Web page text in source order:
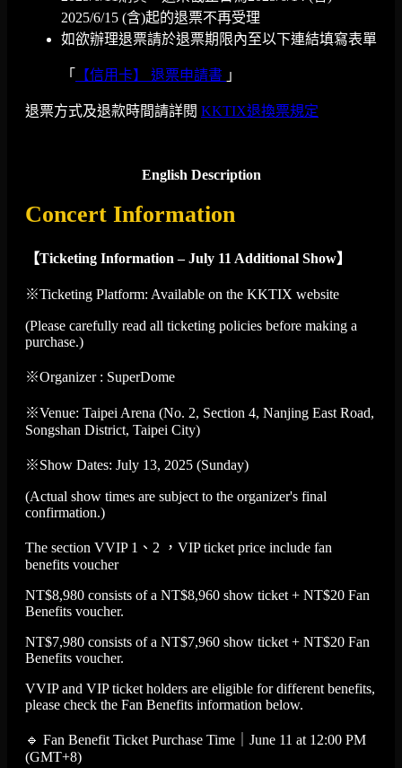
2025/6/15 (含)起的退票不再受理
如欲辦理退票請於退票期限內至以下連結填寫表單
「 【信用卡】 退票申請書 」
退票方式及退款時間請詳閱 KKTIX退換票規定
English Description
Concert Information
【Ticketing Information – July 11 Additional Show】
※Ticketing Platform: Available on the KKTIX website
(Please carefully read all ticketing policies before making a
purchase.)
※Organizer : SuperDome
※Venue: Taipei Arena (No. 2, Section 4, Nanjing East Road,
Songshan District, Taipei City)
※Show Dates: July 13, 2025 (Sunday)
(Actual show times are subject to the organizer's final
confirmation.)
The section VVIP 1、2 ，VIP ticket price include fan
benefits voucher
NT$8,980 consists of a NT$8,960 show ticket + NT$20 Fan
Benefits voucher.
NT$7,980 consists of a NT$7,960 show ticket + NT$20 Fan
Benefits voucher.
VVIP and VIP ticket holders are eligible for different benefits,
please check the Fan Benefits information below.
🔹 Fan Benefit Ticket Purchase Time｜June 11 at 12:00 PM
(GMT+8)